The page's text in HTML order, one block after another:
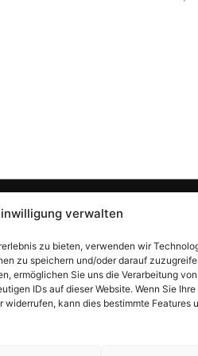
verwalten
zu bieten, verwenden wir
zu speichern und/oder darauf
ermöglichen Sie uns die Verarbeitung
IDs auf dieser Website. Wenn Sie Ihre
widerrufen, kann dies bestimmte Features
& Richtlinien
+358